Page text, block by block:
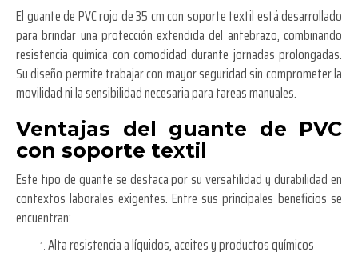
El guante de PVC rojo de 35 cm con soporte textil está desarrollado
para brindar una protección extendida del antebrazo, combinando
resistencia química con comodidad durante jornadas prolongadas.
Su diseño permite trabajar con mayor seguridad sin comprometer la
movilidad ni la sensibilidad necesaria para tareas manuales.
Ventajas del guante de PVC
con soporte textil
Este tipo de guante se destaca por su versatilidad y durabilidad en
contextos laborales exigentes. Entre sus principales beneficios se
encuentran:
Alta resistencia a líquidos, aceites y productos químicos